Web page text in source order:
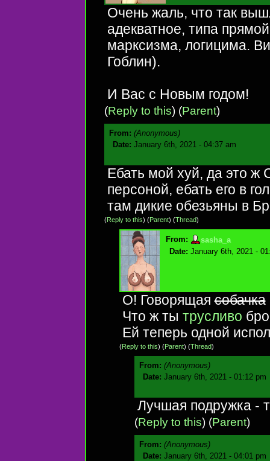
Очень жаль, что так
адекватное, типа
марксизма, логицима.
Гоблин).
И Вас с Новым годом!
(Reply to this) (Parent)
From: (Anonymous)
Date: January 6th, 2021 - 04:37 am
Ебать мой хуй, да это ж
персоной, ебать его в
там дикие обезьяны в
(Reply to this) (Parent) (Thread)
From:
sasha_a
Date: January 6th, 2021 -
О! Говорящаясобачка
Что ж ты трусливо
Ей теперь одной
(Reply to this) (Parent) (Thread)
From: (Anonymous)
Date: January 6th, 2021 - 01:12 pm
Лучшая подружка -
(Reply to this) (Parent)
From: (Anonymous)
Date: January 6th, 2021 - 04:01 pm